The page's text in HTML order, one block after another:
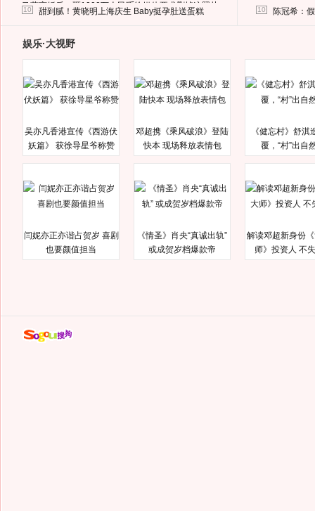
马蓉离婚后，砸1000万人民币给媒体要求删掉这照片
10 甜到腻！黄晓明上海庆生 Baby挺孕肚送蛋糕 10 陈冠希：
娱乐·大视野
吴亦凡香港宣传《西游伏
妖篇》 获徐导星爷称赞
邓超携《乘风破浪》登陆
快本 现场释放表情包
《健忘村》舒淇
覆，“村”出自
闫妮亦正亦谐占贺岁 喜剧
也要颜值担当
《情圣》肖央“真诚出轨”
或成贺岁档爆款帝
解读邓超新身份
师》投资人 不